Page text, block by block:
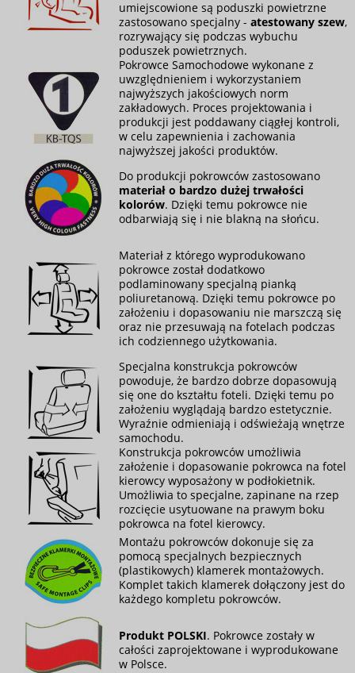
umiejscowione są poduszki powietrzne
zastosowano specjalny - atestowany szew,
rozrywający się podczas wybuchu
poduszek powietrznych.
Pokrowce Samochodowe wykonane z
uwzględnieniem i wykorzystaniem
najwyższych jakościowych norm
zakładowych. Proces projektowania i
produkcji jest poddawany ciągłej kontroli,
w celu zapewnienia i zachowania
najwyższej jakości produktów.
Do produkcji pokrowców zastosowano
materiał o bardzo dużej trwałości
kolorów. Dzięki temu pokrowce nie
odbarwiają się i nie blakną na słońcu.
Materiał z którego wyprodukowano
pokrowce został dodatkowo
podlaminowany specjalną pianką
poliuretanową. Dzięki temu pokrowce po
założeniu i dopasowaniu nie marszczą się
oraz nie przesuwają na fotelach podczas
ich codziennego użytkowania.
Specjalna konstrukcja pokrowców
powoduje, że bardzo dobrze dopasowują
się one do kształtu foteli. Dzięki temu po
założeniu wyglądają bardzo estetycznie.
Wyraźnie odmieniają i odświeżają wnętrze
samochodu.
Konstrukcja pokrowców umożliwia
założenie i dopasowanie pokrowca na fotel
kierowcy wyposażony w podłokietnik.
Umożliwia to specjalne, zapinane na rzep
rozcięcie usytuowane na prawym boku
pokrowca na fotel kierowcy.
Montażu pokrowców dokonuje się za
pomocą specjalnych bezpiecznych
(plastikowych) klamerek montażowych.
Komplet takich klamerek dołączony jest do
każdego kompletu pokrowców.
Produkt POLSKI. Pokrowce zostały w
całości zaprojektowane i wyprodukowane
w Polsce.